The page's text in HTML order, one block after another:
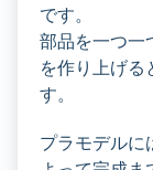
です。
部品を一つ一
を作り上げる
す。
プラモデルに